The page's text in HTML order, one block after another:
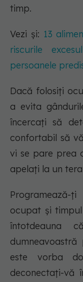
timp.
Vezi și: 13
riscurile
persoanele
Dacă folosiți
a evita
încercați să
confortabil să
vi se pare prea
apelați la un
ocupat și
întotdeauna
este vorba
deconectați-vă